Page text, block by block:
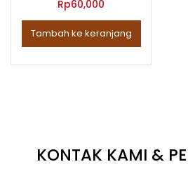
Rp60,000
Tambah ke keranjang
KONTAK KAMI &